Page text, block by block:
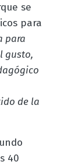
se
para
para
gusto,
de la
40